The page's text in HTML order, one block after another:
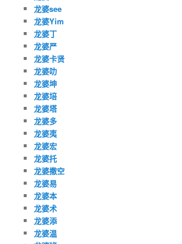
龙婆see
龙婆Yim
龙婆丁
龙婆严
龙婆卡贤
龙婆叻
龙婆坤
龙婆培
龙婆塔
龙婆多
龙婆夷
龙婆宏
龙婆托
龙婆撒空
龙婆易
龙婆本
龙婆术
龙婆添
龙婆温